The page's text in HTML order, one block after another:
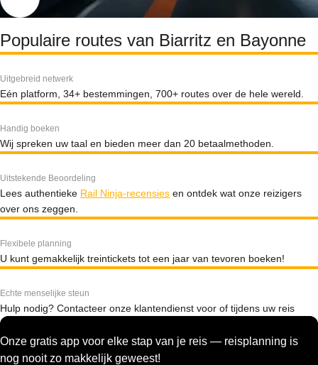
Populaire routes van Biarritz en Bayonne
Uitgebreid netwerk
Eén platform, 34+ bestemmingen, 700+ routes over de hele wereld.
Handig boeken
Wij spreken uw taal en bieden meer dan 20 betaalmethoden.
Uitstekende Beoordeling
Lees authentieke Rail Ninja-recensies en ontdek wat onze reizigers
over ons zeggen.
Flexibele planning
U kunt gemakkelijk treintickets tot een jaar van tevoren boeken!
Echte menselijke steun
Hulp nodig? Contacteer onze klantendienst voor of tijdens uw reis
Onze gratis app voor elke stap van je reis — reisplanning is
nog nooit zo makkelijk geweest!